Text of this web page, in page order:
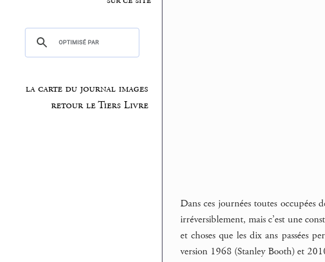
la carte du journal images
retour le Tiers Livre
Dans ces journées toutes occupées
irréversiblement, mais c’est une
et choses que les dix ans passées
version 1968 (Stanley Booth) et